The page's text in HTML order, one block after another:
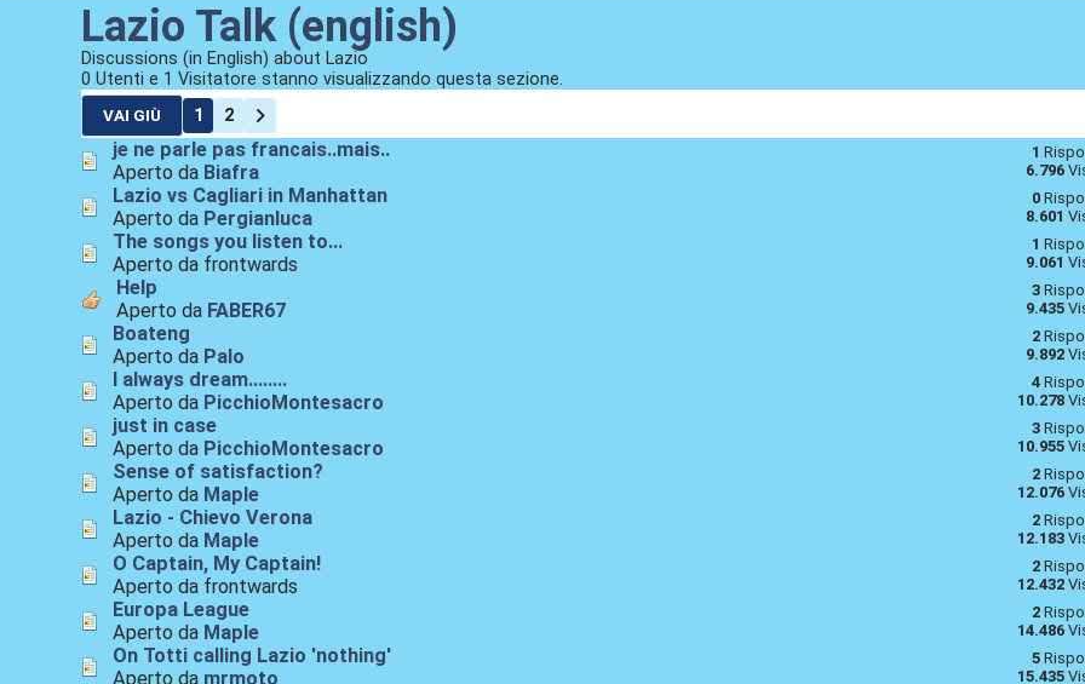
Lazio Talk (english)
Discussions (in English) about Lazio
0 Utenti e 1 Visitatore stanno visualizzando questa sezione.
VAI GIÙ 1 2
je ne parle pas francais..mais..
Aperto da Biafra
1
6.796
Lazio vs Cagliari in Manhattan
Aperto da Pergianluca
0
8.601
The songs you listen to...
Aperto da frontwards
1
9.061
Help
Aperto da FABER67
3
9.435
Boateng
Aperto da Palo
2
9.892
I always dream........
Aperto da PicchioMontesacro
4
10.278
just in case
Aperto da PicchioMontesacro
3
10.955
Sense of satisfaction?
Aperto da Maple
2
12.076
Lazio - Chievo Verona
Aperto da Maple
2
12.183
O Captain, My Captain!
Aperto da frontwards
2
12.432
Europa League
Aperto da Maple
2
14.486
On Totti calling Lazio 'nothing'
Aperto da mrmoto
5
15.435